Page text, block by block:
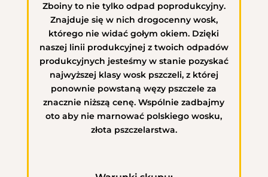
Zboiny to nie tylko odpad poprodukcyjny.
Znajduje się w nich drogocenny wosk,
którego nie widać gołym okiem. Dzięki
naszej linii produkcyjnej z twoich odpadów
produkcyjnych jesteśmy w stanie pozyskać
najwyższej klasy wosk pszczeli, z której
ponownie powstaną węzy pszczele za
znacznie niższą cenę.Wspólnie zadbajmy
oto aby nie marnować polskiego wosku,
złota pszczelarstwa.